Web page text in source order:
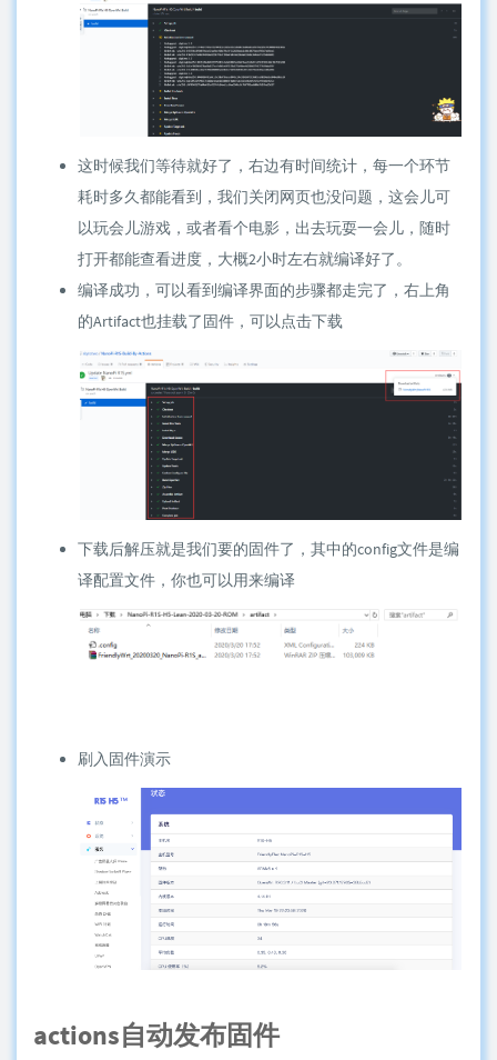
这时候我们等待就好了，右边有时间统计，每一个环节
耗时多久都能看到，我们关闭网页也没问题，这会儿可
以玩会儿游戏，或者看个电影，出去玩耍一会儿，随时
打开都能查看进度，大概2小时左右就编译好了。
编译成功，可以看到编译界面的步骤都走完了，右上角
的Artifact也挂载了固件，可以点击下载
下载后解压就是我们要的固件了，其中的config文件是编
译配置文件，你也可以用来编译
刷入固件演示
actions自动发布固件